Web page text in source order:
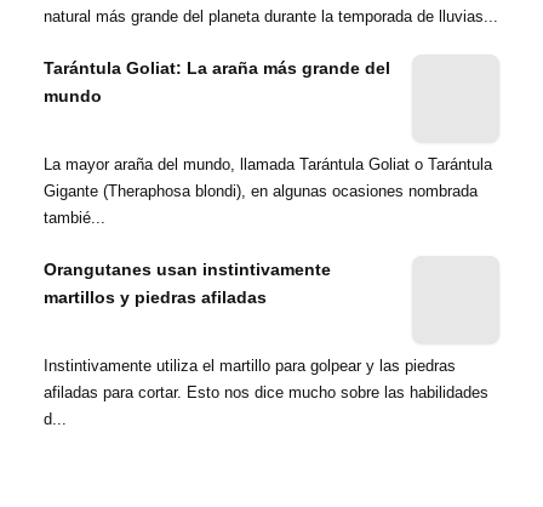
natural más grande del planeta durante la temporada de lluvias...
Tarántula Goliat: La araña más grande del
mundo
La mayor araña del mundo, llamada Tarántula Goliat o Tarántula
Gigante (Theraphosa blondi), en algunas ocasiones nombrada
tambié...
Orangutanes usan instintivamente
martillos y piedras afiladas
Instintivamente utiliza el martillo para golpear y las piedras
afiladas para cortar. Esto nos dice mucho sobre las habilidades
d...